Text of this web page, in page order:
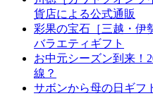
貨店による公式通販
彩果の宝石［三越・伊
バラエティギフト
お中元シーズン到来！
線？
サボンから母の日ギフ